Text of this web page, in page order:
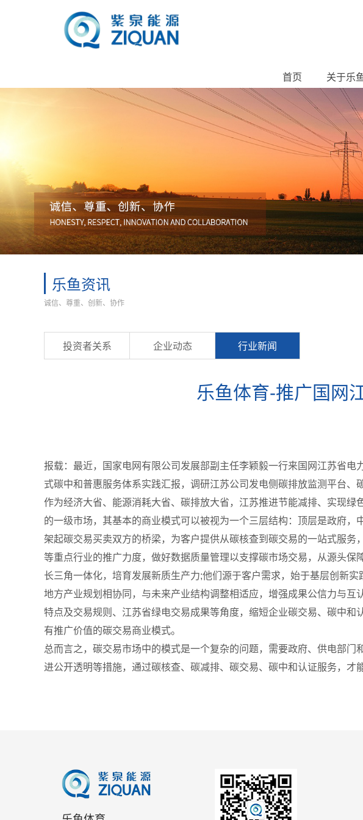
首页 关于乐
乐鱼资讯
诚信、尊重、创新、协作
投资者关系 企业动态 行业新闻
乐鱼体育-推广国网
报载：最近，国家电网有限公司发展部副主任李颖毅一行来国网江苏省
式碳中和普惠服务体系实践汇报，调研江苏公司发电侧碳排放监测平台
作为经济大省、能源消耗大省、碳排放大省，江苏推进节能减排、实现
的一级市场，其基本的商业模式可以被视为一个三层结构：顶层是政府
架起碳交易买卖双方的桥梁，为客户提供从碳核查到碳交易的一站式服
等重点行业的推广力度，做好数据质量管理以支撑碳市场交易，从源头
长三角一体化，培育发展新质生产力;他们源于客户需求，始于基层创新
地方产业规划相协同，与未来产业结构调整相适应，增强成果公信力与
特点及交易规则、江苏省绿电交易成果等角度，缩短企业碳交易、碳中
有推广价值的碳交易商业模式。
总而言之，碳交易市场中的模式是一个复杂的问题，需要政府、供电部
进公开透明等措施，通过碳核查、碳减排、碳交易、碳中和认证服务，